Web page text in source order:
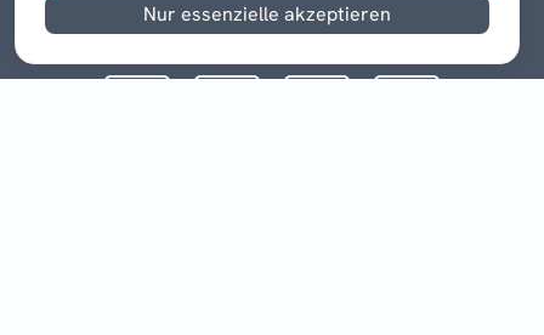
Nur essenzielle akzeptieren